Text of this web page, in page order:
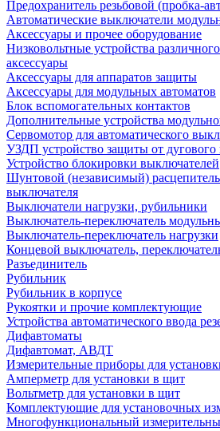
Предохранитель резьбовой (пробка-
Автоматические выключатели
Аксессуары и прочее оборудование
Низковольтные устройства
аксессуары
Аксессуары для аппаратов защиты
Аксессуары для модульных автоматов
Блок вспомогательных контактов
Дополнительные устройства
Сервомотор для автоматического
УЗДП устройство защиты от дугового
Устройство блокировки выключателей
Шунтовой (независимый)
выключателя
Выключатели нагрузки, рубильники
Выключатель-переключатель
Выключатель-переключатель нагрузки
Концевой выключатель,
Разъединитель
Рубильник
Рубильник в корпусе
Рукоятки и прочие комплектующие
Устройства автоматического ввода
Дифавтоматы
Дифавтомат, АВДТ
Измерительные приборы для
Амперметр для установки в щит
Вольтметр для установки в щит
Комплектующие для установочных
Многофункциональный